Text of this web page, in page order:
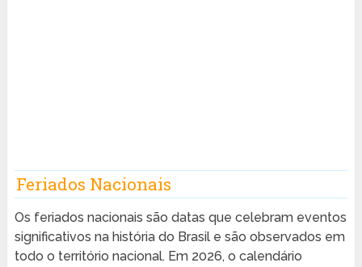
Feriados Nacionais
Os feriados nacionais são datas que celebram eventos
significativos na história do Brasil e são observados em
todo o território nacional. Em 2026, o calendário